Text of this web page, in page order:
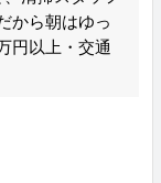
から朝はゆっ
円以上・交通